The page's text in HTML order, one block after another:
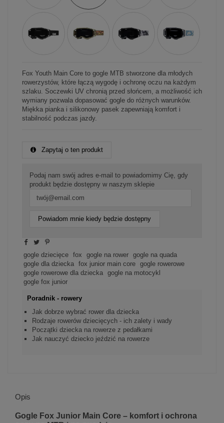
Fox Youth Main Core to gogle MTB stworzone dla młodych
rowerzystów, które łączą wygodę i ochronę oczu na każdym
szlaku. Soczewki UV chronią przed słońcem, a możliwość ich
wymiany pozwala dopasować gogle do różnych warunków.
Miękka pianka i silikonowy pasek zapewniają komfort i
stabilność podczas jazdy.
Zapytaj o ten produkt
Podaj nam swój adres e-mail to powiadomimy Cię, gdy
produkt będzie dostępny w naszym sklepie
Powiadom mnie kiedy będzie dostępny
gogle dziecięce fox gogle na rower
gogle na quada
gogle dla dziecka
fox junior main core
gogle rowerowe
gogle rowerowe dla dziecka
gogle na motocykl
gogle fox junior
Poradnik - rowery
Jak dobrze wybrać rower dla dziecka
Rodzaje rowerów dziecięcych - ich zalety i wady
Początki dziecka na rowerze z pedałkami
Jak nauczyć dziecko jeździć na rowerze
Opis
Gogle Fox Junior Main Core – komfort i ochrona